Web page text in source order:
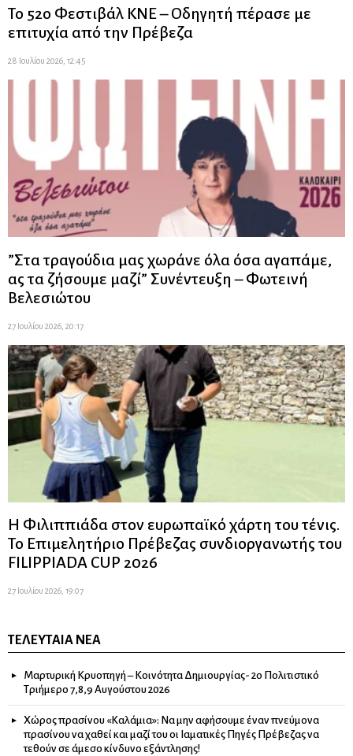
Το 52ο Φεστιβάλ ΚΝΕ – Οδηγητή πέρασε με
επιτυχία από την Πρέβεζα
28 Ιουλίου 2026, 12:45
”Στα τραγούδια μας χωράνε όλα όσα αγαπάμε,
ας τα ζήσουμε μαζί” Συνέντευξη – Φωτεινή
Βελεσιώτου
27 Ιουλίου 2026, 20:17
Η Φιλιππιάδα στον ευρωπαϊκό χάρτη του τένις.
Το Επιμελητήριο Πρέβεζας συνδιοργανωτής του
FILIPPIADA CUP 2026
27 Ιουλίου 2026, 19:07
ΤΕΛΕΥΤΑΊΑ ΝΈΑ
Μαρτυρική Κρυοπηγή – Κοινότητα Δημιουργίας- 2ο Πολιτιστικό
Τριήμερο 7,8,9 Αυγούστου 2026
Χώρος πρασίνου «Καλάμια»: Να μην αφήσουμε έναν πνεύμονα
πρασίνου να χαθεί και μαζί του οι Ιαματικές Πηγές Πρέβεζας να
τεθούν σε άμεσο κίνδυνο εξάντλησης!